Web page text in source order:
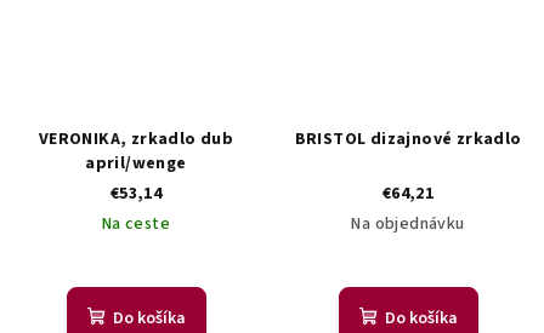
VERONIKA, zrkadlo dub
april/wenge
€53,14
Na ceste
Do košíka
BRISTOL dizajnové zrkadlo
€64,21
Na objednávku
Do košíka